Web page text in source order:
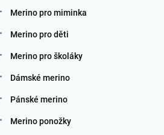
Merino pro miminka
Merino pro děti
Merino pro školáky
Dámské merino
Pánské merino
Merino ponožky